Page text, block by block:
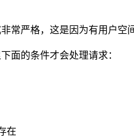
严格，这是因为有用户空间
的条件才会处理请求：
在